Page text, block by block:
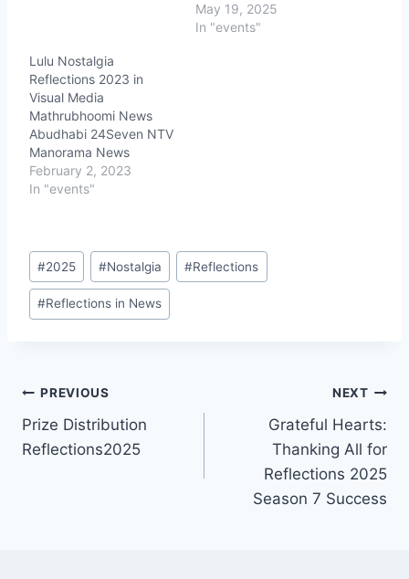
and painting
competition, following
May 19, 2025
In "events"
Lulu Nostalgia
Reflections 2023 in
Visual Media
Mathrubhoomi News
Abudhabi 24Seven NTV
Manorama News
February 2, 2023
In "events"
Post
Tags:
#2025 #Nostalgia #Reflections
#Reflections in News
Post
navigation
PREVIOUS
Prize Distribution
Reflections2025
NEXT
Grateful Hearts:
Thanking All for
Reflections 2025
Season 7 Success